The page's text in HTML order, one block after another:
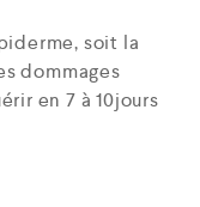
soit la
dommages
en 7 à 10jours